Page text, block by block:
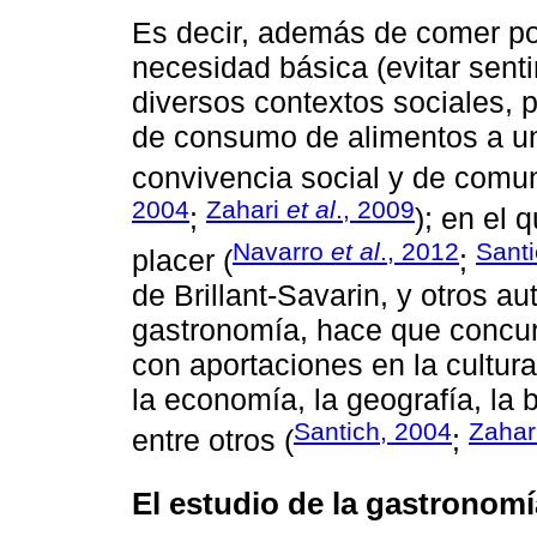
Es decir, además de comer
necesidad básica (evitar
diversos contextos sociales,
de consumo de alimentos a
convivencia social y de
2004; Zahari et al., 2009); en el
placer (Navarro et al., 2012;
de Brillant-Savarin, y otros
gastronomía, hace que
con aportaciones en la
la economía, la geografía, la
entre otros (Santich, 2004;
El estudio de la